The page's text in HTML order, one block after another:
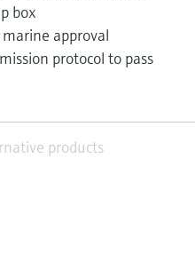
box
approval
protocol to pass
products